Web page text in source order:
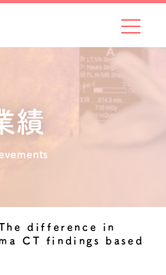
績
difference in
CT findings based